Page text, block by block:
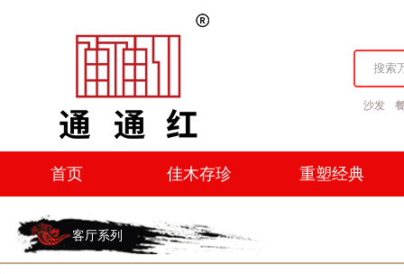
沙发
首页
首页
佳木存珍
佳木存珍
重塑经典
客厅系列